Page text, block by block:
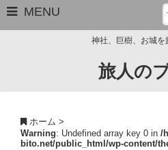
MENU
サイトマップ
神社、巨樹、お城を
旅人の
ホーム >
Warning: Undefined array key 0 in /
bito.net/public_html/wp-content/